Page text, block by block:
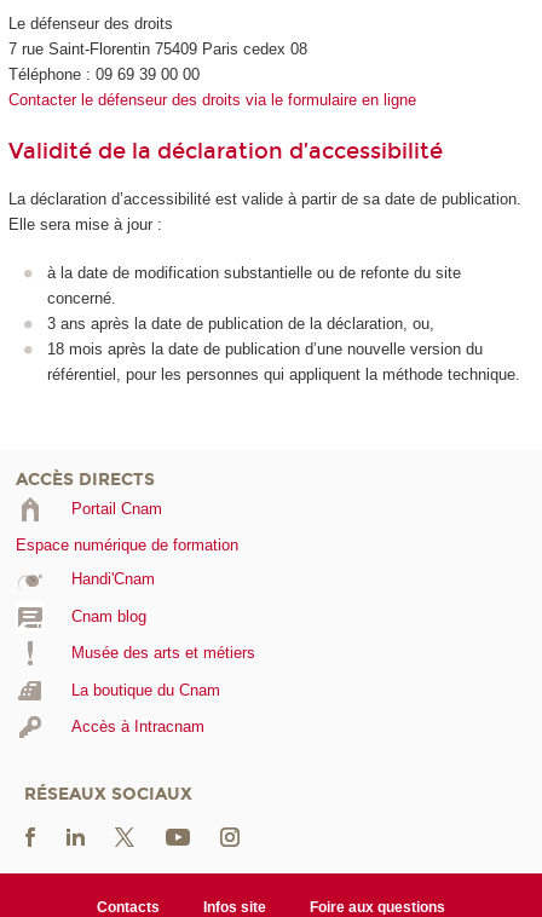
Le défenseur des droits
7 rue Saint-Florentin 75409 Paris cedex 08
Téléphone : 09 69 39 00 00
Contacter le défenseur des droits via le formulaire en ligne
Validité de la déclaration d’accessibilité
La déclaration d’accessibilité est valide à partir de sa date de publication.
Elle sera mise à jour :
à la date de modification substantielle ou de refonte du site
concerné.
3 ans après la date de publication de la déclaration, ou,
18 mois après la date de publication d’une nouvelle version du
référentiel, pour les personnes qui appliquent la méthode technique.
ACCÈS DIRECTS
Portail Cnam
Espace numérique de formation
Handi'Cnam
Cnam blog
Musée des arts et métiers
La boutique du Cnam
Accès à Intracnam
RÉSEAUX SOCIAUX
Contacts Infos site
Foire aux questions